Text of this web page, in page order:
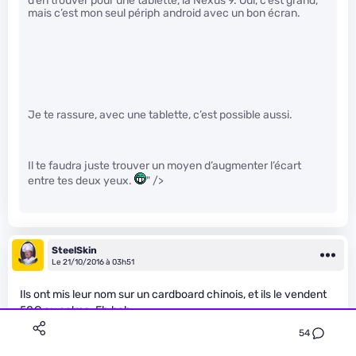
54
mais c’est mon seul périph android avec un bon écran.
Je te rassure, avec une tablette, c’est possible aussi.
Il te faudra juste trouver un moyen d’augmenter l’écart
entre tes deux yeux.
" />
SteelSkin
Le 21/10/2016 à 03h51
Ils ont mis leur nom sur un cardboard chinois, et ils le vendent
50€ au calme. Eh bah.